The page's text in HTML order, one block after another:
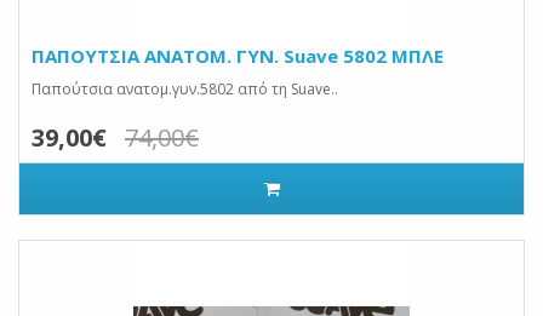
ΠΑΠΟΥΤΣΙΑ ANATOM. ΓΥΝ. Suave 5802 ΜΠΛΕ
Παπούτσια ανατομ.γυν.5802 από τη Suave..
39,00€ 74,00€